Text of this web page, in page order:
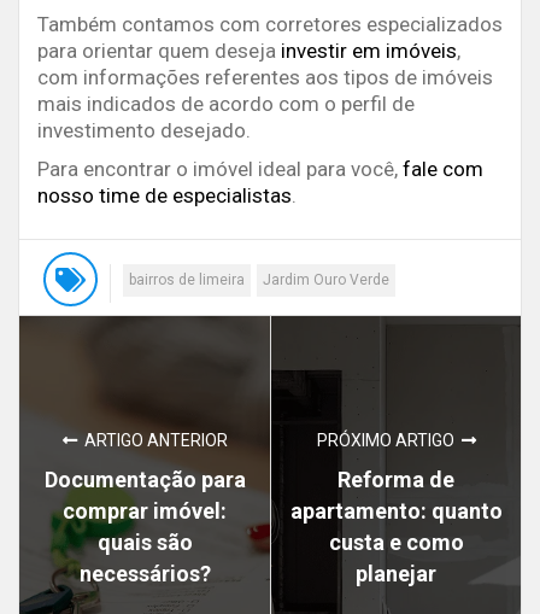
Também contamos com corretores especializados
para orientar quem deseja investir em imóveis,
com informações referentes aos tipos de imóveis
mais indicados de acordo com o perfil de
investimento desejado.
Para encontrar o imóvel ideal para você, fale com
nosso time de especialistas.
bairros de limeira Jardim Ouro Verde
ARTIGO ANTERIOR
Documentação para
comprar imóvel:
quais são
necessários?
PRÓXIMO ARTIGO
Reforma de
apartamento: quanto
custa e como
planejar